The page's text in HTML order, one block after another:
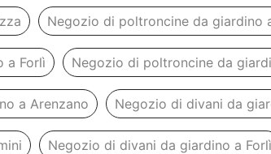
Negozio di poltroncine da giardino
a Forlì Negozio di poltroncine da
a Arenzano Negozio di divani da
Negozio di divani da giardino a Forlì